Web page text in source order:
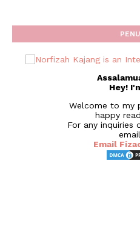
Hey!
Welcome to my
happy
For any inquiries
Email